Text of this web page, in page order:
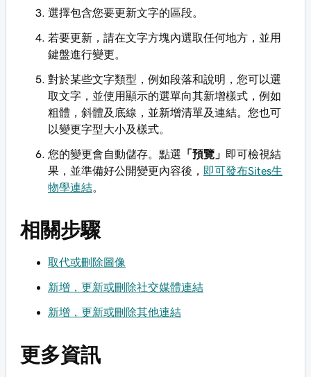
選擇包含您要更新文字的區段。
若要更新，請在文字方塊內選取任何地方，並用
鍵盤進行變更。
對於某些文字類型，例如段落和說明，您可以選
取文字，並使用顯示的選單向其新增樣式，例如
粗體，斜體及底線，並新增清單及連結。您也可
以變更字型大小及樣式。
您的變更會自動儲存。點選 「預覽」
即可檢視結
果，並準備好公開變更內容後，
即可發布Sites生
物學連結
相關步驟
取代或刪除圖像
新增，更新或刪除社交媒體連結
新增，更新或刪除其他連結
更多資訊